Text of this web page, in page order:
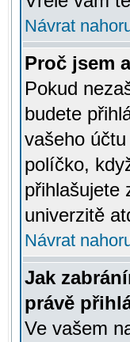
Návrat
Proč jsem
Pokud
budete
vašeho
políčko,
přihlašujete
univerzitě
Návrat
Jak
právě
Ve vašem